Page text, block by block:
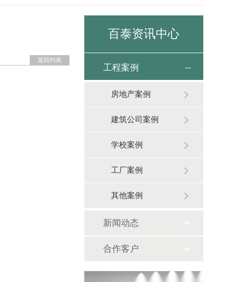
返回列表
百泰资讯中心
工程案例
房地产案例
建筑公司案例
学校案例
工厂案例
其他案例
新闻动态
合作客户